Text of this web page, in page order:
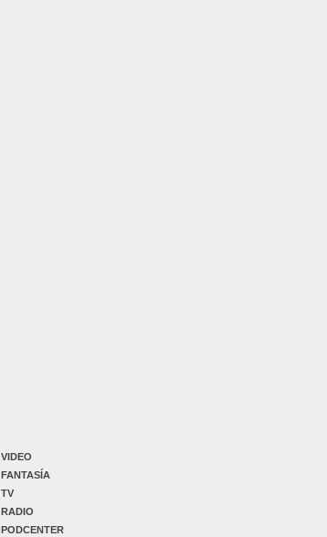
VIDEO
FANTASÍA
TV
RADIO
PODCENTER